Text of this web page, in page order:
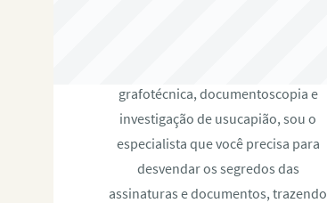
grafotécnica, documentoscopia e
investigação de usucapião, sou o
especialista que você precisa para
desvendar os segredos das
assinaturas e documentos, trazendo